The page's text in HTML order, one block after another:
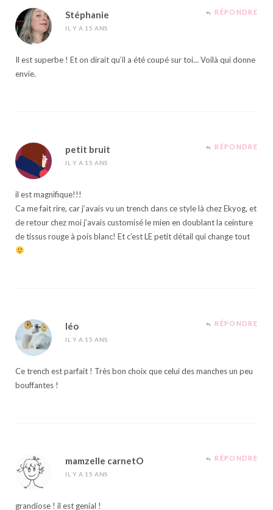
Stéphanie
IL Y A 15 ANS
RÉPONDRE
Il est superbe ! Et on dirait qu’il a été coupé sur toi… Voilà qui donne
envie.
petit bruit
IL Y A 15 ANS
RÉPONDRE
il est magnifique!!!
Ca me fait rire, car j’avais vu un trench dans ce style là chez Ekyog, et
de retour chez moi j’avais customisé le mien en doublant la ceinture
de tissus rouge à pois blanc! Et c’est LE petit détail qui change tout
léo
IL Y A 15 ANS
RÉPONDRE
Ce trench est parfait ! Très bon choix que celui des manches un peu
bouffantes !
mamzelle carnetO
IL Y A 15 ANS
RÉPONDRE
grandiose ! il est genial !